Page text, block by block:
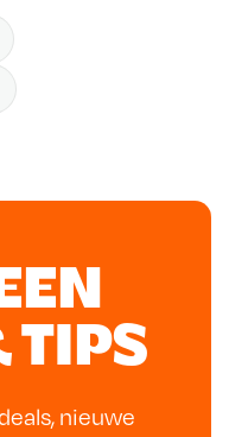
TIPS
nieuwe